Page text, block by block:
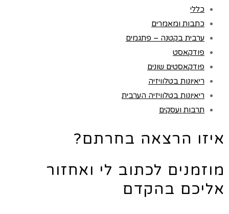
כללי
כתבות ומאמרים
ערבית בקטנה – פתגמים
פודקאסט
פודקאסטים שונים
ריאיונות בטלוויזיה
ריאיונות בטלוויזיה הערבית
תרבות ועסקים
איזו הרצאה בחרתם?
מוזמנים לכתוב לי ואחזור
אליכם בהקדם